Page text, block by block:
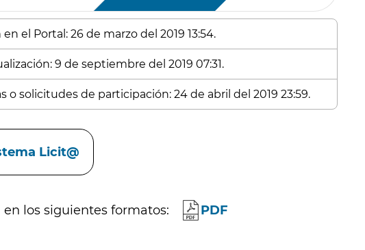
el Portal: 26 de marzo del 2019 13:54.
9 de septiembre del 2019 07:31.
solicitudes de participación: 24 de abril del 2019 23:59.
Licit@
los siguientes formatos: PDF